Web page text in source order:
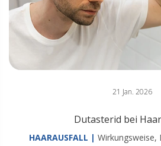
21 Jan. 2026
Dutasterid bei
HAARAUSFALL | Wirkungsweise,